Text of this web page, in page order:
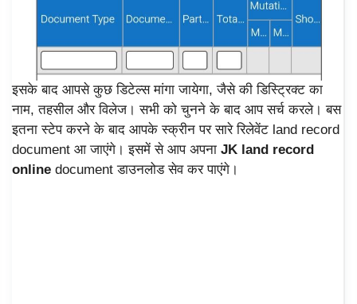
इसके बाद आपसे कुछ डिटेल्स मांगा जायेगा, जैसे की डिस्ट्रिक्ट का
नाम, तहसील और विलेज। सभी को चुनने के बाद आप सर्च करले। बस
इतना स्टेप करने के बाद आपके स्क्रीन पर सारे रिलेवेंट land record
document आ जाएंगे। इसमें से आप अपना JK land record
online document डाउनलोड सेव कर पाएंगे।